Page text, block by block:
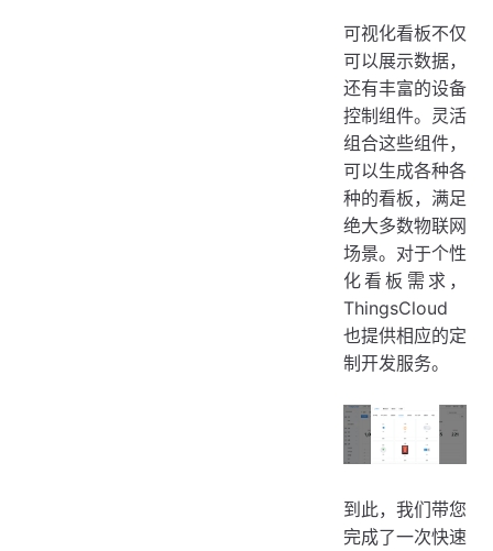
可视化看板不仅
可以展示数据，
还有丰富的设备
控制组件。灵活
组合这些组件，
可以生成各种各
种的看板，满足
绝大多数物联网
场景。对于个性
化看板需求，
ThingsCloud
也提供相应的定
制开发服务。
到此，我们带您
完成了一次快速